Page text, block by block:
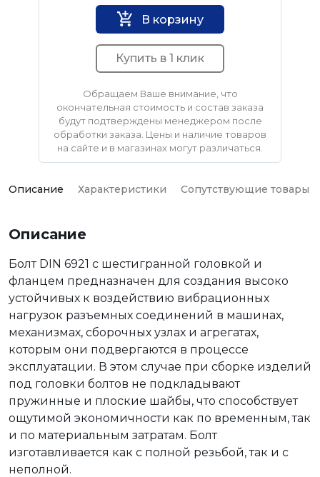
В корзину
Купить в 1 клик
Обращаем Ваше внимание, что
окончательная стоимость и состав заказа
будут подтверждены менеджером после
обработки заказа. Цены и наличие товаров
на сайте и в магазинах могут различаться.
Описание Характеристики Сопутствующие товары
Описание
Болт DIN 6921 с шестигранной головкой и
фланцем предназначен для создания высоко
устойчивых к воздействию вибрационных
нагрузок разъемных соединений в машинах,
механизмах, сборочных узлах и агрегатах,
которым они подвергаются в процессе
эксплуатации. В этом случае при сборке изделий
под головки болтов не подкладывают
пружинные и плоские шайбы, что способствует
ощутимой экономичности как по временным, так
и по материальным затратам. Болт
изготавливается как с полной резьбой, так и с
неполной.